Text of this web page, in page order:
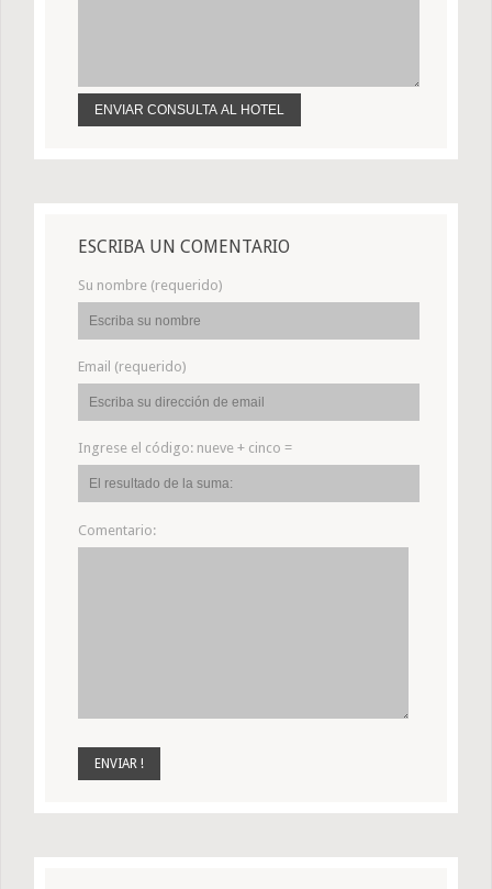
ESCRIBA UN COMENTARIO
Su nombre (requerido)
Email (requerido)
Ingrese el código: nueve + cinco =
Comentario: